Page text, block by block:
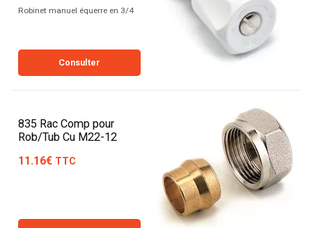
Robinet manuel équerre en 3/4
Consulter
835 Rac Comp pour
Rob/Tub Cu M22-12
11.16€ TTC